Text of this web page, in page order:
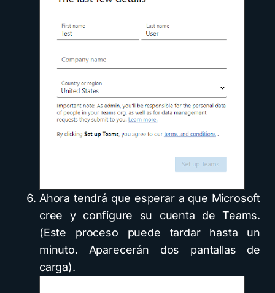
Ahora tendrá que esperar a que Microsoft
cree y configure su cuenta de Teams.
(Este proceso puede tardar hasta un
minuto. Aparecerán dos pantallas de
carga).